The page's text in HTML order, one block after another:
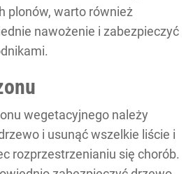
plonów, warto również
nawożenie i zabezpieczyć
wegetacyjnego należy
i usunąć wszelkie liście i
rozprzestrzenianiu się chorób.